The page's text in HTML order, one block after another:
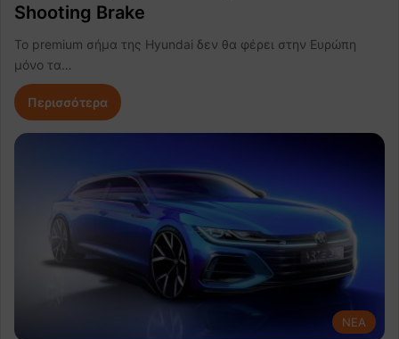
Shooting Brake
Το premium σήμα της Hyundai δεν θα φέρει στην Ευρώπη
μόνο τα…
Περισσότερα
NEA